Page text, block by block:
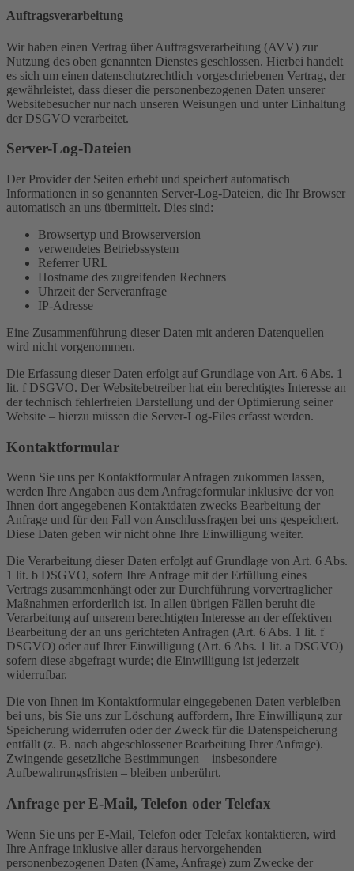
Auftragsverarbeitung
Wir haben einen Vertrag über Auftragsverarbeitung (AVV) zur
Nutzung des oben genannten Dienstes geschlossen. Hierbei handelt
es sich um einen datenschutzrechtlich vorgeschriebenen Vertrag, der
gewährleistet, dass dieser die personenbezogenen Daten unserer
Websitebesucher nur nach unseren Weisungen und unter Einhaltung
der DSGVO verarbeitet.
Server-Log-Dateien
Der Provider der Seiten erhebt und speichert automatisch
Informationen in so genannten Server-Log-Dateien, die Ihr Browser
automatisch an uns übermittelt. Dies sind:
Browsertyp und Browserversion
verwendetes Betriebssystem
Referrer URL
Hostname des zugreifenden Rechners
Uhrzeit der Serveranfrage
IP-Adresse
Eine Zusammenführung dieser Daten mit anderen Datenquellen
wird nicht vorgenommen.
Die Erfassung dieser Daten erfolgt auf Grundlage von Art. 6 Abs. 1
lit. f DSGVO. Der Websitebetreiber hat ein berechtigtes Interesse an
der technisch fehlerfreien Darstellung und der Optimierung seiner
Website – hierzu müssen die Server-Log-Files erfasst werden.
Kontaktformular
Wenn Sie uns per Kontaktformular Anfragen zukommen lassen,
werden Ihre Angaben aus dem Anfrageformular inklusive der von
Ihnen dort angegebenen Kontaktdaten zwecks Bearbeitung der
Anfrage und für den Fall von Anschlussfragen bei uns gespeichert.
Diese Daten geben wir nicht ohne Ihre Einwilligung weiter.
Die Verarbeitung dieser Daten erfolgt auf Grundlage von Art. 6 Abs.
1 lit. b DSGVO, sofern Ihre Anfrage mit der Erfüllung eines
Vertrags zusammenhängt oder zur Durchführung vorvertraglicher
Maßnahmen erforderlich ist. In allen übrigen Fällen beruht die
Verarbeitung auf unserem berechtigten Interesse an der effektiven
Bearbeitung der an uns gerichteten Anfragen (Art. 6 Abs. 1 lit. f
DSGVO) oder auf Ihrer Einwilligung (Art. 6 Abs. 1 lit. a DSGVO)
sofern diese abgefragt wurde; die Einwilligung ist jederzeit
widerrufbar.
Die von Ihnen im Kontaktformular eingegebenen Daten verbleiben
bei uns, bis Sie uns zur Löschung auffordern, Ihre Einwilligung zur
Speicherung widerrufen oder der Zweck für die Datenspeicherung
entfällt (z. B. nach abgeschlossener Bearbeitung Ihrer Anfrage).
Zwingende gesetzliche Bestimmungen – insbesondere
Aufbewahrungsfristen – bleiben unberührt.
Anfrage per E-Mail, Telefon oder Telefax
Wenn Sie uns per E-Mail, Telefon oder Telefax kontaktieren, wird
Ihre Anfrage inklusive aller daraus hervorgehenden
personenbezogenen Daten (Name, Anfrage) zum Zwecke der